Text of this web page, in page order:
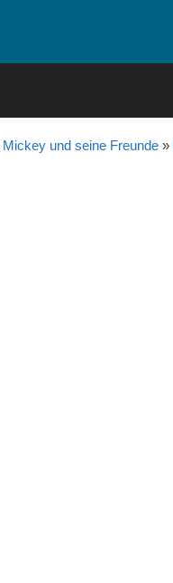
Mickey und seine Freunde»